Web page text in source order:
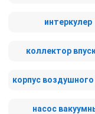
интеркулер
коллектор
насос